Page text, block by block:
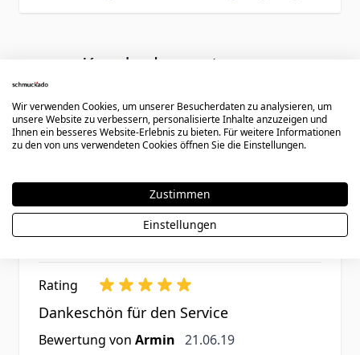
Kundenbewertungen
Rating
Lilli 17. September 2019
17.09.19
mein Freund hat sich sehr gefreut. Vielen
Dank für die schnelle Lieferung.
Rating
Dankeschön für den Service
Bewertung von Armin 21. Juni 2019
21.06.19
Wir verwenden Cookies, um unserer Besucherdaten zu analysieren, um
unsere Website zu verbessern, personalisierte Inhalte anzuzeigen und
Ihnen ein besseres Website-Erlebnis zu bieten. Für weitere Informationen
zu den von uns verwendeten Cookies öffnen Sie die Einstellungen.
Zustimmen
Einstellungen